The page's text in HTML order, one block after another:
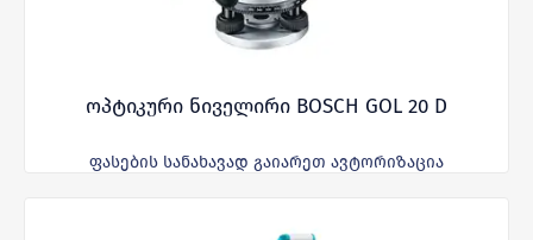
ოპტიკური ნიველირი BOSCH GOL 20 D
ფასების სანახავად გაიარეთ ავტორიზაცია